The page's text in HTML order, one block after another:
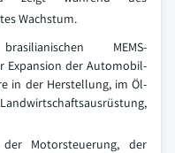
Wachstum.
MEMS-
Expansion der Automobil-
in der Herstellung, im Öl-
Motorsteuerung, der